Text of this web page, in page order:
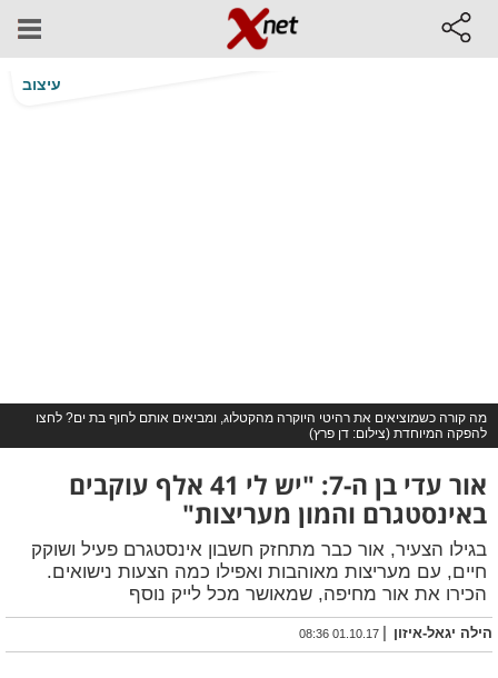
עיצוב
מה קורה כשמוציאים את רהיטי היוקרה מהקטלוג, ומביאים אותם לחוף בת ים? לחצו
להפקה המיוחדת (צילום: דן פרץ)
אור עדי בן ה-7: "יש לי 41 אלף עוקבים
באינסטגרם והמון מעריצות"
בגילו הצעיר, אור כבר מתחזק חשבון אינסטגרם פעיל ושוקק
חיים, עם מעריצות מאוהבות ואפילו כמה הצעות נישואים.
הכירו את אור מחיפה, שמאושר מכל לייק נוסף
הילה יגאל-איזון |
01.10.17 08:36